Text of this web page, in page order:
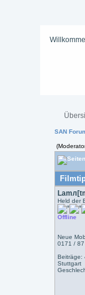
SAN
Held der
Offline
Neue
0171 /
Beiträge:
Stuttgart